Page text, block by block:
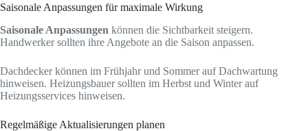
Saisonale Anpassungen für maximale Wirkung
Saisonale Anpassungen können die Sichtbarkeit steigern.
Handwerker sollten ihre Angebote an die Saison anpassen.
Dachdecker können im Frühjahr und Sommer auf Dachwartung
hinweisen. Heizungsbauer sollten im Herbst und Winter auf
Heizungsservices hinweisen.
Regelmäßige Aktualisierungen planen